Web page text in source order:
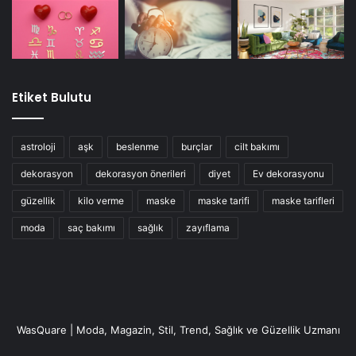
ila 4 ay boyunca saklayabilirsiniz.
Yöntem 3: Hint Yağı ve Bebek Yağı
hint yağı ne işe yarar
Etiket Bulutu
astroloji aşk beslenme burçlar cilt bakımı
dekorasyon dekorasyon önerileri diyet Ev dekorasyonu
güzellik kilo verme maske maske tarifi maske tarifleri
moda saç bakımı sağlık zayıflama
WasQuare | Moda, Magazin, Stil, Trend, Sağlık ve Güzellik Uzmanı